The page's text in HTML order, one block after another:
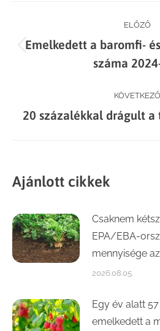
navigation
ELŐZŐ
post:
Emelkedett a baromfi-
száma
KÖVETKEZŐ
Next
20 százalékkal drágult
Ajánlott cikkek
Csaknem
EPA/EBA-
mennyisége
2026.08.05.
Egy év alatt
emelkedett a